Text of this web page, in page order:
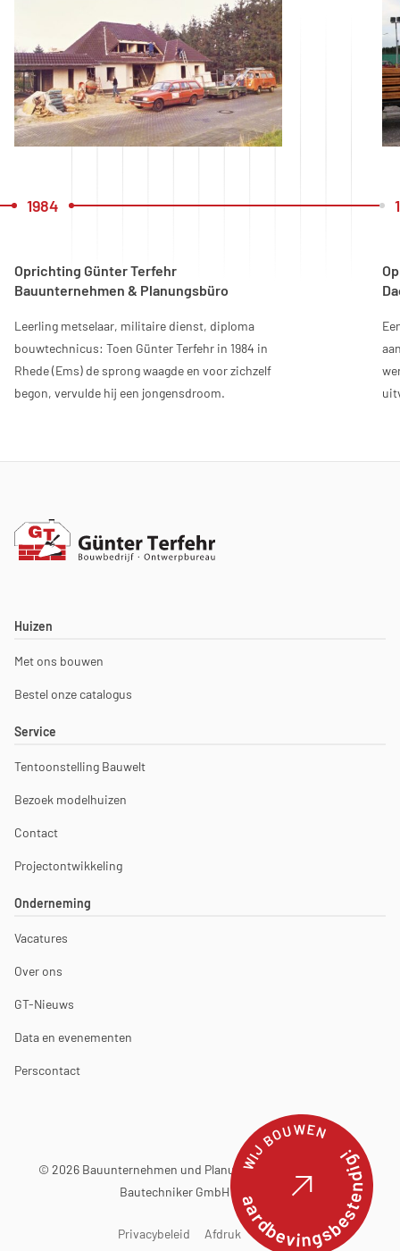
1984
Oprichting Günter Terfehr
Bauunternehmen & Planungsbüro
Leerling metselaar, militaire dienst, diploma
bouwtechnicus: Toen Günter Terfehr in 1984 in
Rhede (Ems) de sprong waagde en voor zichzelf
begon, vervulde hij een jongensdroom.
Huizen
Met ons bouwen
Bestel onze catalogus
Service
Tentoonstelling Bauwelt
Bezoek modelhuizen
Contact
Projectontwikkeling
Onderneming
Vacatures
Over ons
GT-Nieuws
Data en evenementen
Perscontact
Privacybeleid Afdruk
© 2026 Bauunternehmen und Planungsbüro Günter Terfehr
Bautechniker GmbH & Co. KG
WIJ BOUWEN
aardbevingsbestendig!